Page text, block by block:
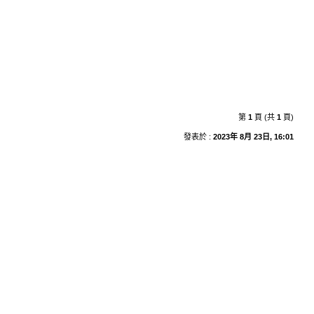
第 1頁 (共 1頁)
發表於 : 2023年 8月 23日, 16:01